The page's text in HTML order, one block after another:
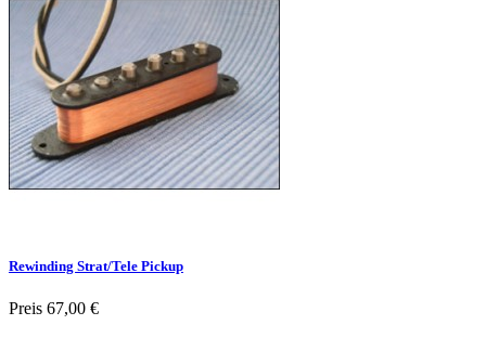
Rewinding Strat/Tele Pickup
Preis 67,00 €